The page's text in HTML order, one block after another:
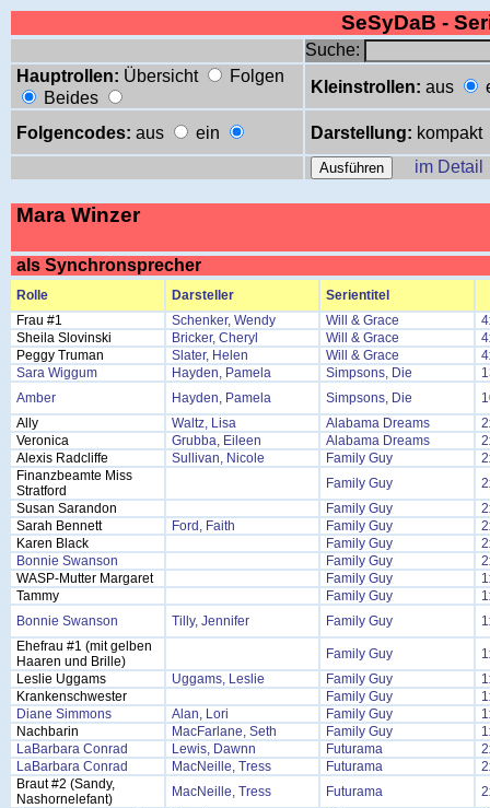
SeSyDaB -
Suche:
Hauptrollen: Übersicht
Folgen
Beides
Kleinstrollen: aus
Folgencodes: aus ein Darstellung: kompakt
im Detail
Mara Winzer
als Synchronsprecher
Rolle Darsteller
Serientitel
Frau #1
Schenker, Wendy Will & Grace
Sheila Slovinski
Bricker, Cheryl Will & Grace
Peggy Truman
Slater, Helen Will & Grace
Sara Wiggum
Hayden, Pamela Simpsons, Die
Amber
Hayden, Pamela Simpsons, Die
Ally
Waltz, Lisa Alabama Dreams
Veronica
Grubba, Eileen Alabama Dreams
Alexis Radcliffe
Sullivan, Nicole Family Guy
Finanzbeamte Miss
Stratford
Family Guy
Susan Sarandon
Family Guy
Sarah Bennett
Ford, Faith Family Guy
Karen Black
Family Guy
Bonnie Swanson
Family Guy
WASP-Mutter Margaret
Family Guy
Tammy
Family Guy
Bonnie Swanson
Tilly, Jennifer Family Guy
Ehefrau #1 (mit gelben
Haaren und Brille)
Family Guy
Leslie Uggams
Uggams, Leslie Family Guy
Krankenschwester
Family Guy
Diane Simmons
Alan, Lori Family Guy
Nachbarin
MacFarlane, Seth Family Guy
LaBarbara Conrad
Lewis, Dawnn Futurama
LaBarbara Conrad
MacNeille, Tress Futurama
Braut #2 (Sandy,
Nashornelefant)
MacNeille, Tress Futurama